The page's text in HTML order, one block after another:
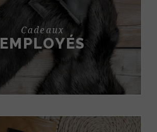
Cadeaux
EMPLOYÉS